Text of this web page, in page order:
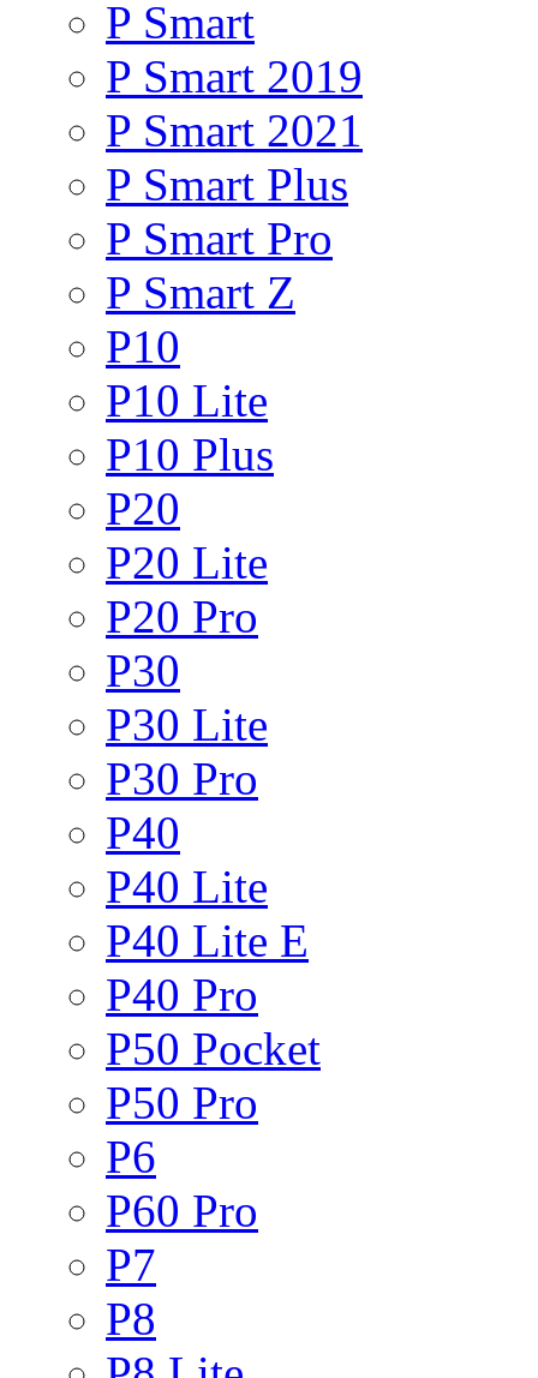
P Smart
P Smart 2019
P Smart 2021
P Smart Plus
P Smart Pro
P Smart Z
P10
P10 Lite
P10 Plus
P20
P20 Lite
P20 Pro
P30
P30 Lite
P30 Pro
P40
P40 Lite
P40 Lite E
P40 Pro
P50 Pocket
P50 Pro
P6
P60 Pro
P7
P8